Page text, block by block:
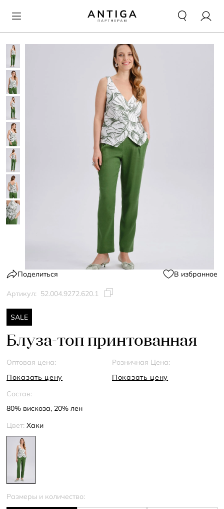
Поделиться В избранное
Артикул: 52.004.9272.620.1
SALE
Блуза-топ принтованная
Оптовая цена:
Показать цену
Розничная Цена:
Показать цену
Состав:
80% вискоза, 20% лен
Цвет: Хаки
Размеры и количество: